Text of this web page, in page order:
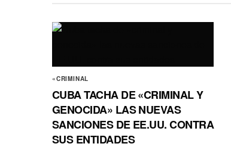
«CRIMINAL
CUBA TACHA DE «CRIMINAL Y
GENOCIDA» LAS NUEVAS
SANCIONES DE EE.UU. CONTRA
SUS ENTIDADES